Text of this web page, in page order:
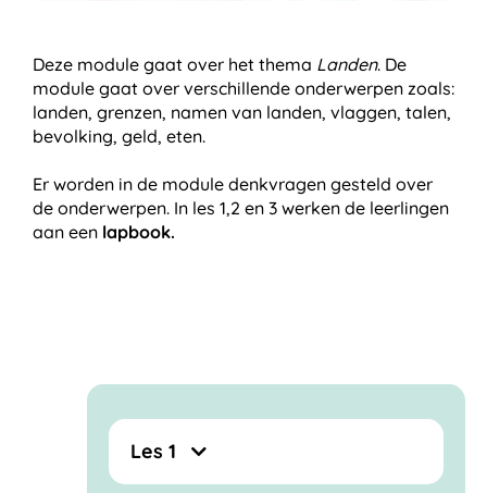
Deze module gaat over het thema Landen. De
module gaat over verschillende onderwerpen zoals:
landen, grenzen, namen van landen, vlaggen, talen,
bevolking, geld, eten.
Er worden in de module denkvragen gesteld over
de onderwerpen. In les 1,2 en 3 werken de leerlingen
aan een lapbook.
Les 1